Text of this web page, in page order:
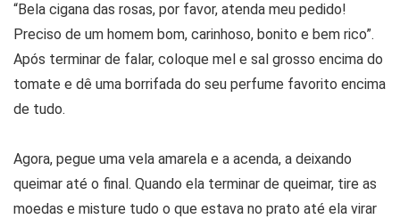
“Bela cigana das rosas, por favor, atenda meu pedido!
Preciso de um homem bom, carinhoso, bonito e bem rico”.
Após terminar de falar, coloque mel e sal grosso encima do
tomate e dê uma borrifada do seu perfume favorito encima
de tudo.
Agora, pegue uma vela amarela e a acenda, a deixando
queimar até o final. Quando ela terminar de queimar, tire as
moedas e misture tudo o que estava no prato até ela virar